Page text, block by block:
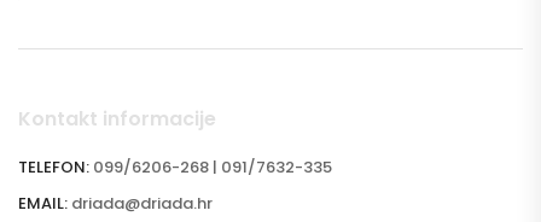
Kontakt informacije
TELEFON: 099/6206-268 | 091/7632-335
EMAIL: driada@driada.hr